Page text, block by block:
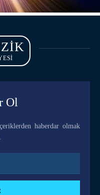
Ol
haberdar olmak